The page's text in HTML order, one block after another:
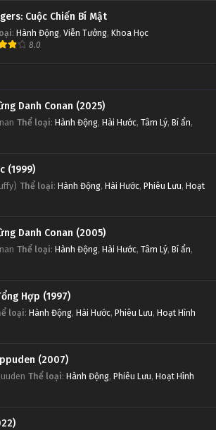
Cuộc Chiến Bí Mật
: Hành Động, Viễn Tưởng, Khoa Học
8.0
Danh Conan (2025)
Thể loại: Hành Động, Hài Hước, Tâm Lý, Bí ẩn,
(1999)
Thể loại: Hành Động, Hài Hước, Phiêu Lưu, Hoạt
Danh Conan (2005)
Thể loại: Hành Động, Hài Hước, Tâm Lý, Bí ẩn,
Hợp (1997)
loại: Hành Động, Hài Hước, Phiêu Lưu, Hoạt Hình
(2007)
Thể loại: Hành Động, Phiêu Lưu, Hoạt Hình